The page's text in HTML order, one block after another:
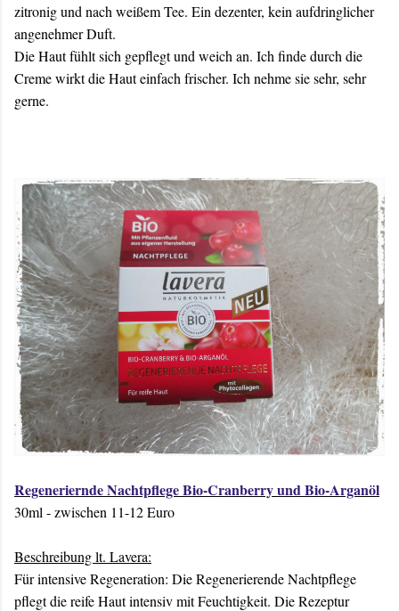
zitronig und nach weißem Tee. Ein dezenter, kein aufdringlicher
angenehmer Duft.
Die Haut fühlt sich gepflegt und weich an. Ich finde durch die
Creme wirkt die Haut einfach frischer. Ich nehme sie sehr, sehr
gerne.
Regeneriernde Nachtpflege Bio-Cranberry und Bio-Arganöl
30ml - zwischen 11-12 Euro
Beschreibung lt. Lavera:
Für intensive Regeneration: Die Regenerierende Nachtpflege
pflegt die reife Haut intensiv mit Feuchtigkeit. Die Rezeptur